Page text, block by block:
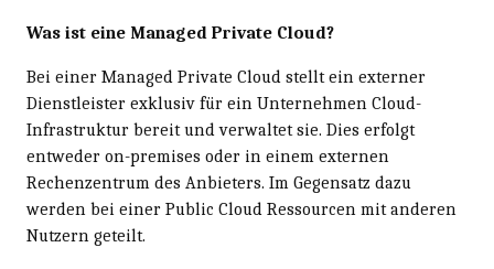
Was ist eine Managed Private Cloud?
Bei einer Managed Private Cloud stellt ein externer
Dienstleister exklusiv für ein Unternehmen Cloud-
Infrastruktur bereit und verwaltet sie. Dies erfolgt
entweder on-premises oder in einem externen
Rechenzentrum des Anbieters. Im Gegensatz dazu
werden bei einer Public Cloud Ressourcen mit anderen
Nutzern geteilt.